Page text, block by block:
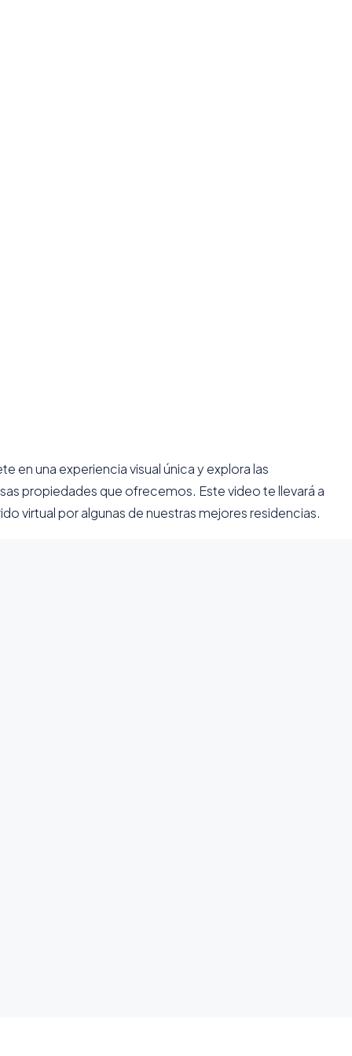
en una experiencia visual única y explora las
propiedades que ofrecemos. Este video te llevará a
virtual por algunas de nuestras mejores residencias.